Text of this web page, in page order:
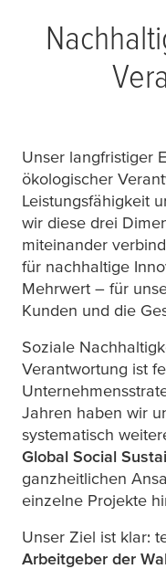
Unser langfristiger
ökologischer
Leistungsfähigkeit
wir diese drei
miteinander
für nachhaltige
Mehrwert – für
Kunden und die
Soziale
Verantwortung ist
Jahren haben wir
systematisch
Global Social
ganzheitlichen
einzelne Projekte
Unser Ziel ist klar:
Arbeitgeber der